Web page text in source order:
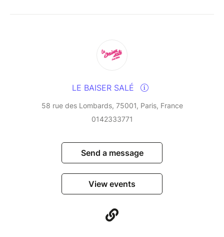
and modernity in a rare alchemy, fuelled by years of
uninterrupted musical dialogue.
LE BAISER SALÉ
58 rue des Lombards, 75001, Paris, France
0142333771
Send a message
View events